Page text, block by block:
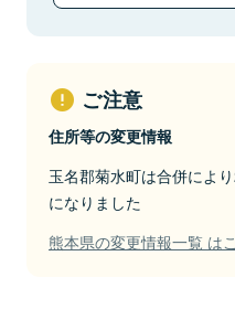
ご注意
住所等の変更情報
玉名郡菊水町は合併によ
になりました
熊本県の変更情報一覧 は